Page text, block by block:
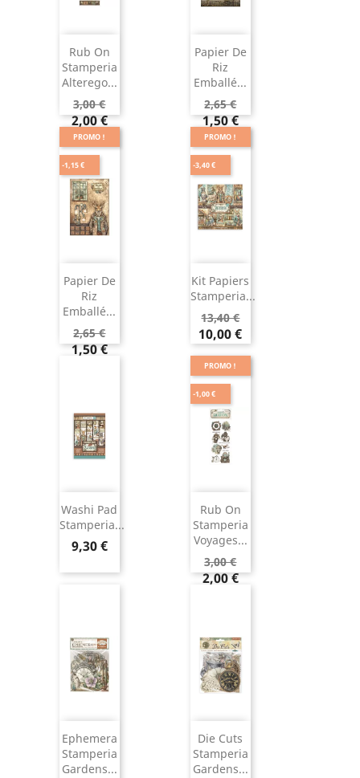
Rub On
Stamperia
Alterego...
3,00 €
2,00 €
Papier De
Riz
Emballé...
2,65 €
1,50 €
Papier De
Riz
Emballé...
2,65 €
1,50 €
PROMO !
-1,15 €
Kit Papiers
Stamperia...
13,40 €
10,00 €
PROMO !
-3,40 €
Washi Pad
Stamperia...
9,30 €
Rub On
Stamperia
Voyages...
3,00 €
2,00 €
PROMO !
-1,00 €
Ephemera
Stamperia
Gardens...
Die Cuts
Stamperia
Gardens...